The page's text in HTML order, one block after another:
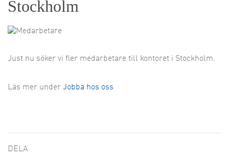
Stockholm
Just nu söker vi fler medarbetare till kontoret i Stockholm.
Läs mer under Jobba hos oss
DELA